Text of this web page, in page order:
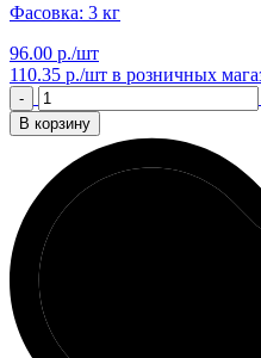
Фасовка: 3 кг
96.00 р./шт
110.35 р./шт в розничных
-
В корзину